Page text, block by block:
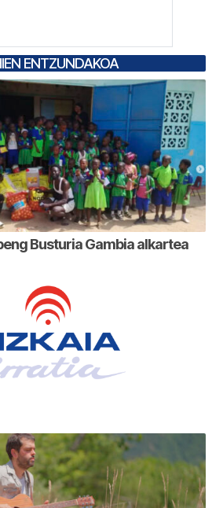
ENTZUNDAKOA
Busturia Gambia alkartea